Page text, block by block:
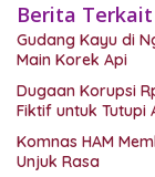
Berita Terkait
Gudang Kayu di
Main Korek Api
Dugaan Korupsi
Fiktif untuk Tutupi
Komnas HAM
Unjuk Rasa